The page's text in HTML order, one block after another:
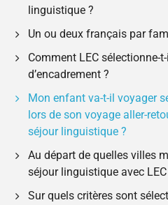
linguistique ?
Un ou deux français par
Comment LEC sélectionne-
d’encadrement ?
Mon enfant va-t-il voyager
lors de son voyage aller-
séjour linguistique ?
Au départ de quelles villes
séjour linguistique avec LEC
Sur quels critères sont